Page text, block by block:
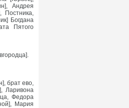
Андрея
Постника,
Богдана
Пятого
брат ево,
Ларивона
Федора
Мария